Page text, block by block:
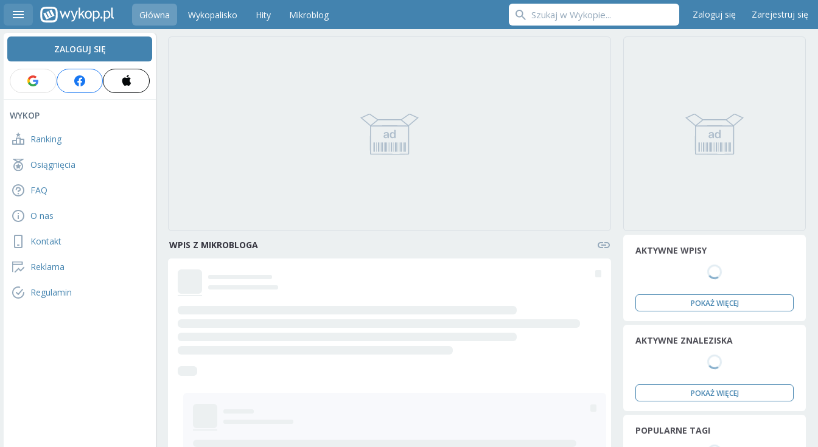
Główna Wykopalisko Hity Mikroblog Zaloguj się Zarejestruj się
ZALOGUJ SIĘ
WYKOP
Ranking
Osiągnięcia
FAQ
O nas
Kontakt
Reklama
Regulamin
WPIS Z MIKROBLOGA AKTYWNE WPISY
POKAŻ WIĘCEJ
AKTYWNE ZNALEZISKA
POKAŻ WIĘCEJ
POPULARNE TAGI